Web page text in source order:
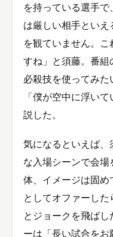
を持っている選手
は厳しい相手とい
を観ていません。
すね」と須藤。番組
必殺技を使ってみた
「僕が空中に浮い
説した。
気になるといえば
な入場シーンで会
体、イメージは固
としてオファーした
とジョークを飛ば
ーは「長い試合を